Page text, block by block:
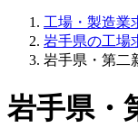
工場・製造業
岩手県の工場
岩手県・第二
岩手県・